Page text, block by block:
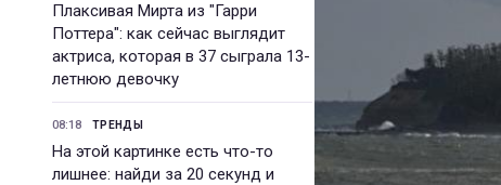
Плаксивая Мирта из "Гарри
Поттера": как сейчас выглядит
актриса, которая в 37 сыграла 13-
летнюю девочку
08:18 ТРЕНДЫ
На этой картинке есть что-то
лишнее: найди за 20 секунд и